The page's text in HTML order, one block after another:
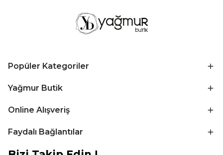
Popüler Kategoriler
Yağmur Butik
Online Alışveriş
Faydalı Bağlantılar